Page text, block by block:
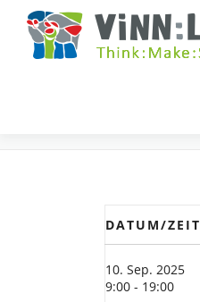
Inhalt
springen
DATUM/ZEIT
10. Sep. 2025
9:00 - 19:00